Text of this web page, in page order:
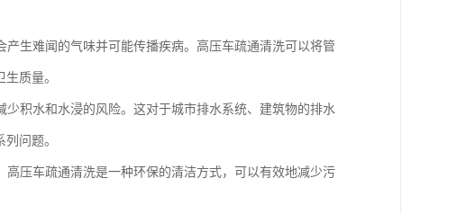
生难闻的气味并可能传播疾病。高压车疏通清洗可以将管
质量。
积水和水浸的风险。这对于城市排水系统、建筑物的排水
问题。
压车疏通清洗是一种环保的清洁方式，可以有效地减少污